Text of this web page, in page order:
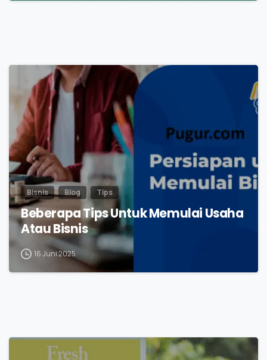
Bisnis Blog Tips
Beberapa Tips Untuk Memulai Usaha
Atau Bisnis
16 Juni 2025